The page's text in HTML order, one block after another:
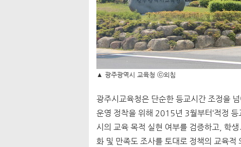
▲ 광주광역시 교육청 ⓒ외침
광주시교육청은 단순한 등교시간 조정을
운영 정착을 위해 2015년 3월부터‘적정
시의 교육 목적 실현 여부를 검증하고, 학
화 및 만족도 조사를 토대로 정책의 교육적